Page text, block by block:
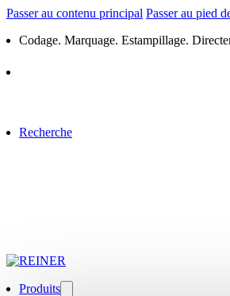
Passer au contenu principal Passer au pied
Codage. Marquage. Estampillage.
Recherche
Produits